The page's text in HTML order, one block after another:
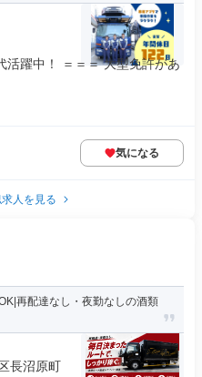
活躍中！ ＝＝＝ 大型免許があ
気になる
人を見る
再配達なし・夜勤なしの酒類
長沼原町